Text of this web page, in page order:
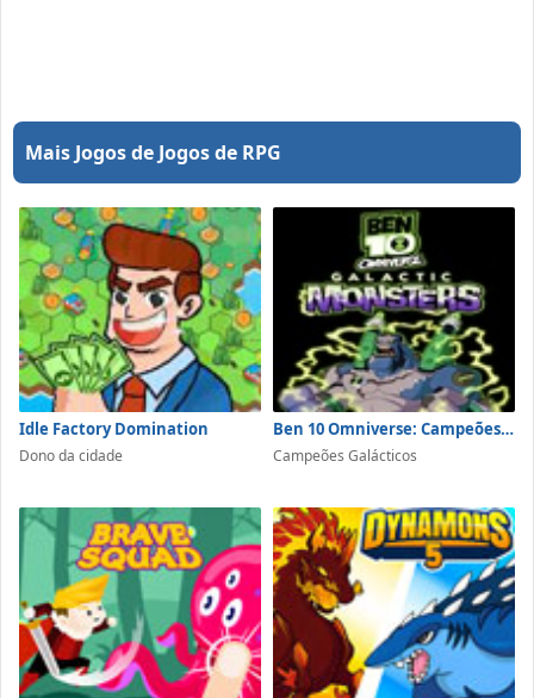
Mais Jogos de Jogos de RPG
Idle Factory Domination
Dono da cidade
Ben 10 Omniverse: Campeões Galácticos
Campeões Galácticos